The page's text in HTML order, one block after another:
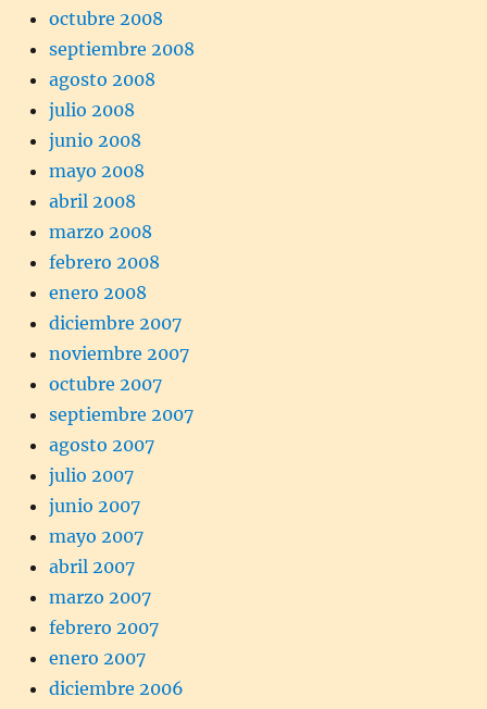
octubre 2008
septiembre 2008
agosto 2008
julio 2008
junio 2008
mayo 2008
abril 2008
marzo 2008
febrero 2008
enero 2008
diciembre 2007
noviembre 2007
octubre 2007
septiembre 2007
agosto 2007
julio 2007
junio 2007
mayo 2007
abril 2007
marzo 2007
febrero 2007
enero 2007
diciembre 2006